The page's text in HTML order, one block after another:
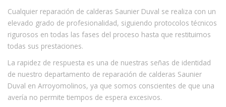
Cualquier reparación de calderas Saunier Duval se realiza con un
elevado grado de profesionalidad, siguiendo protocolos técnicos
rigurosos en todas las fases del proceso hasta que restituimos
todas sus prestaciones.
La rapidez de respuesta es una de nuestras señas de identidad
de nuestro departamento de reparación de calderas Saunier
Duval en Arroyomolinos, ya que somos conscientes de que una
avería no permite tiempos de espera excesivos.